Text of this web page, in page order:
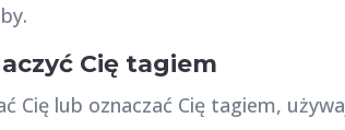
Cię tagiem
Cię lub oznaczać Cię tagiem,